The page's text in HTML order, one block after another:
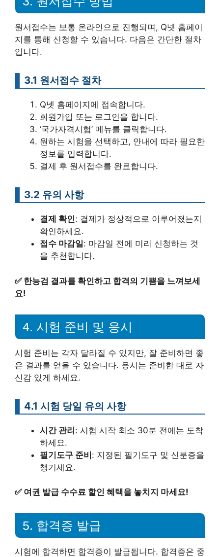
원서접수는 보통 온라인으로 진행되며, Q넷 홈페이
지를 통해 신청할 수 있습니다. 다음은 간단한 절차
입니다.
3.1 원서접수 절차
Q넷 홈페이지에 접속합니다.
회원가입 또는 로그인을 합니다.
‘국가자격시험’ 메뉴를 클릭합니다.
원하는 시험을 선택하고, 안내에 따라 필요한
정보를 입력합니다.
결제 후 원서접수를 완료합니다.
3.2 유의 사항
결제 확인: 결제가 정상적으로 이루어졌는지
확인하세요.
접수 마감일: 마감일 전에 미리 신청하는 것
을 추천합니다.
✅ 한능검 결과를 확인하고 합격의 기쁨을 느껴보세
요!
4. 시험 준비 및 응시
시험 준비는 각자 달라질 수 있지만, 잘 준비하면 좋
은 결과를 얻을 수 있습니다. 응시는 준비한 대로 자
신감 있게 하세요.
4.1 시험 당일 유의 사항
시간 관리: 시험 시작 최소 30분 전에는 도착
하세요.
필기도구 준비: 지정된 필기도구 및 신분증을
챙기세요.
✅ 여권 발급 수수료 할인 혜택을 놓치지 마세요!
5. 합격증 발급
시험에 합격하면 합격증이 발급됩니다. 합격증은 중